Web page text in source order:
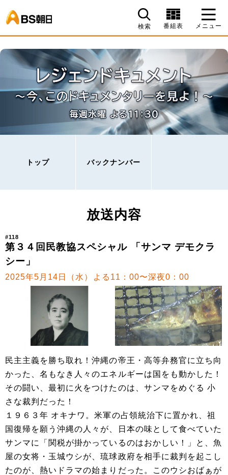
検索 番組表 メニュー
トップ バックナンバー
放送内容
#118
第３４回民教協スペシャル 「サンマ デモクラ
シー」
2025年5月14日（水）よる11：00〜深夜0：00
民主主義を勝ち取れ！沖縄の帝王・高等弁務官に立ち向
かった、名もなき人々のエネルギーは国をも動かした！
その闘い、最初に火をつけたのは、サンマをめぐる 小
さな裁判だった！
１９６３年 オキナワ。米軍の占領統治下に置かれ、祖
国復帰を願う沖縄の人々が、日本の味として食べていた
サンマに「関税が掛かっているのはおかしい！」と、魚
屋の女将・玉城ウシが、琉球政府を相手に裁判を起こし
たのが、熱いドラマの始まりだった。このウシおばぁが